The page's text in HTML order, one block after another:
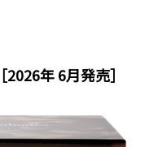
年 6月発売］